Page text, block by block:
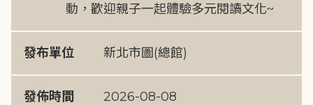
動，歡迎親子一起體驗多元閱讀文化~
發布單位 新北市圖(總館)
發佈時間 2026-08-08